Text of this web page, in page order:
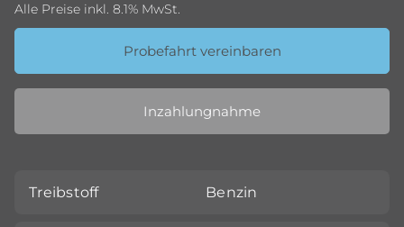
Alle Preise inkl. 8.1% MwSt.
Probefahrt vereinbaren
Inzahlungnahme
Treibstoff Benzin